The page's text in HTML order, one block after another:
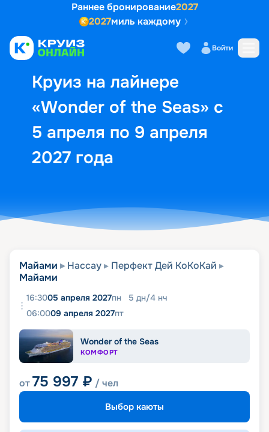
Раннее бронирование2027
2027миль каждому
Войти
Круиз на лайнере
«Wonder of the Seas» с
5 апреля по 9 апреля
2027 года
Выбор кают Маршрут и
Майами Нассау
Перфект Дей КоКоКай
Майами
16:3005 апреля 2027пн 5 дн/4 нч
06:0009 апреля 2027пт
Wonder of the Seas
КОМФОРТ
от75 997 ₽ / чел
Выбор каюты